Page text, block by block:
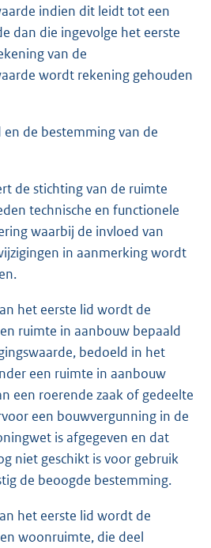
indien dit leidt tot een
dan die ingevolge het eerste
van de
wordt rekening gehouden
en de bestemming van de
de stichting van de ruimte
technische en functionele
waarbij de invloed van
in aanmerking wordt
het eerste lid wordt de
ruimte in aanbouw bepaald
bedoeld in het
een ruimte in aanbouw
een roerende zaak of gedeelte
een bouwvergunning in de
is afgegeven en dat
niet geschikt is voor gebruik
de beoogde bestemming.
het eerste lid wordt de
woonruimte, die deel